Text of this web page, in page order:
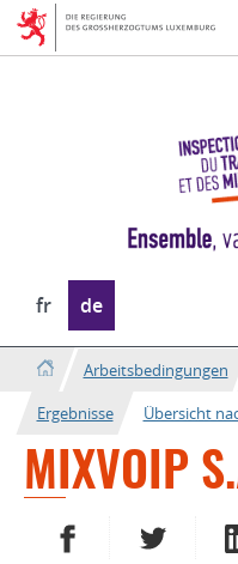
Zur
Navigation
Zum
Inhalt
Sprache
wechseln
fr de
Arbeitsbedingungen
Ergebnisse
Übersicht
MIXVOIP
AUF FACEBOOK
AUF